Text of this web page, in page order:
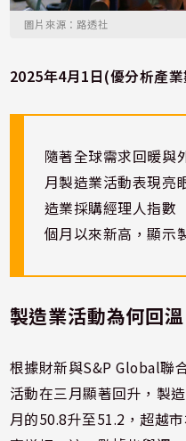
圖片來源：路透社
2025年4月1日(優分析產
隨著全球需求回暖與
月製造業活動表現亮
造業採購經理人指數
個月以來新高，顯示
製造業活動為何回溫
根據財新與S&P Global聯
活動在三月顯著回升，製
月的50.8升至51.2，超越